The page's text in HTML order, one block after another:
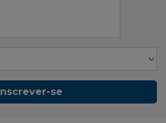
Inscrever-se